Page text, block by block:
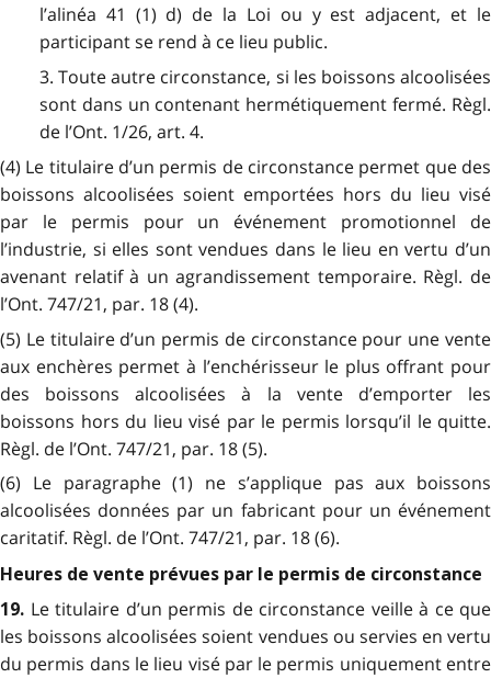
l’alinéa 41 (1) d) de la Loi ou y est adjacent, et le
participant se rend à ce lieu public.
3. Toute autre circonstance, si les boissons alcoolisées
sont dans un contenant hermétiquement fermé. Règl.
de l’Ont. 1/26, art. 4.
(4) Le titulaire d’un permis de circonstance permet que des
boissons alcoolisées soient emportées hors du lieu visé
par le permis pour un événement promotionnel de
l’industrie, si elles sont vendues dans le lieu en vertu d’un
avenant relatif à un agrandissement temporaire. Règl. de
l’Ont. 747/21, par. 18 (4).
(5) Le titulaire d’un permis de circonstance pour une vente
aux enchères permet à l’enchérisseur le plus offrant pour
des boissons alcoolisées à la vente d’emporter les
boissons hors du lieu visé par le permis lorsqu’il le quitte.
Règl. de l’Ont. 747/21, par. 18 (5).
(6) Le paragraphe (1) ne s’applique pas aux boissons
alcoolisées données par un fabricant pour un événement
caritatif. Règl. de l’Ont. 747/21, par. 18 (6).
Heures de vente prévues par le permis de circonstance
19. Le titulaire d’un permis de circonstance veille à ce que
les boissons alcoolisées soient vendues ou servies en vertu
du permis dans le lieu visé par le permis uniquement entre